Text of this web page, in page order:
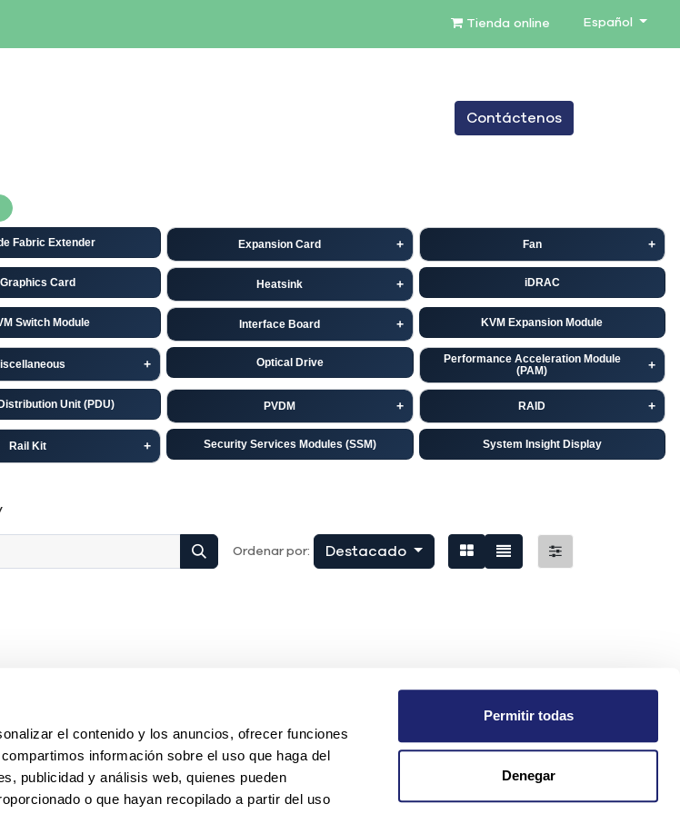
el contenido y los anuncios, ofrecer funciones
información sobre el uso que haga del
publicidad y análisis web, quienes pueden
o que hayan recopilado a partir del uso
Permitir todas
Denegar
Tienda online Español
BLOG
Contáctenos
Fabric Extender Expansion Card Fan
Graphics Card Heatsink iDRAC
Switch Module Interface Board KVM Expansion Module
Optical Drive
Performance Acceleration Module
(PAM)
Unit (PDU) PVDM RAID
Rail Kit Security Services Modules (SSM) System Insight Display
Ordenar por: Destacado